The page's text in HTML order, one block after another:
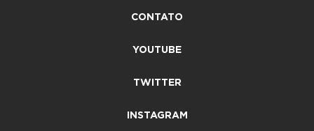
CONTATO
YOUTUBE
TWITTER
INSTAGRAM